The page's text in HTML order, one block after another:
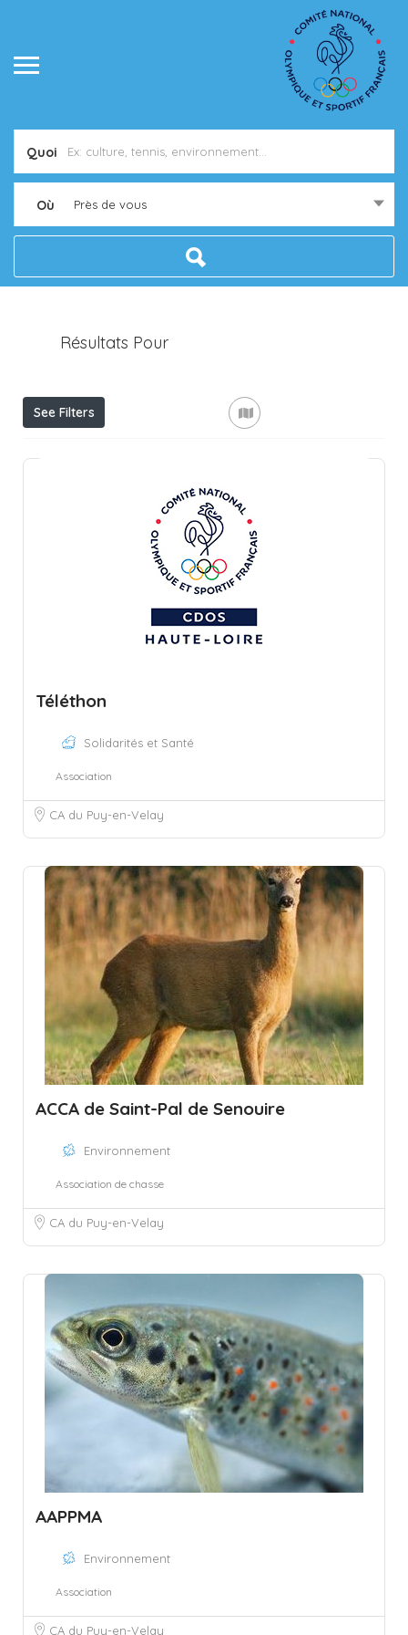
Quoi
Où Près de vous
Résultats Pour
See Filters
Téléthon
Solidarités et Santé
Association
CA du Puy-en-Velay
ACCA de Saint-Pal de Senouire
Environnement
Association de chasse
CA du Puy-en-Velay
AAPPMA
Environnement
Association
CA du Puy-en-Velay